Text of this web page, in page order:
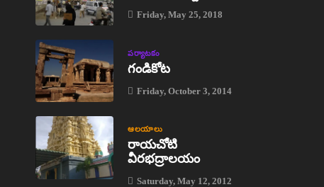
Friday, May 25, 2018
పర్యాటకం
గండికోట
Friday, October 3, 2014
ఆలయాలు
రాయచోటి
వీరభద్రాలయం
Saturday, May 12, 2012